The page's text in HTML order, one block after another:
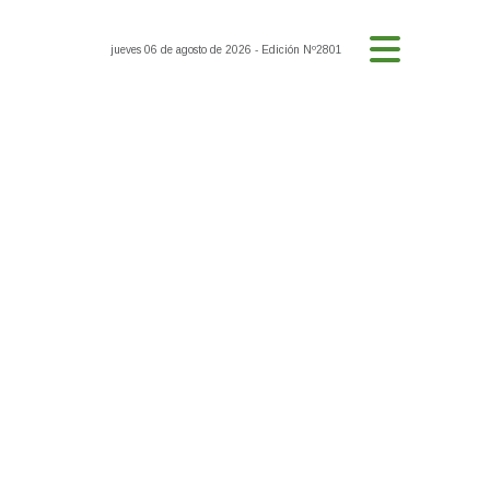
jueves 06 de agosto de 2026 - Edición Nº2801